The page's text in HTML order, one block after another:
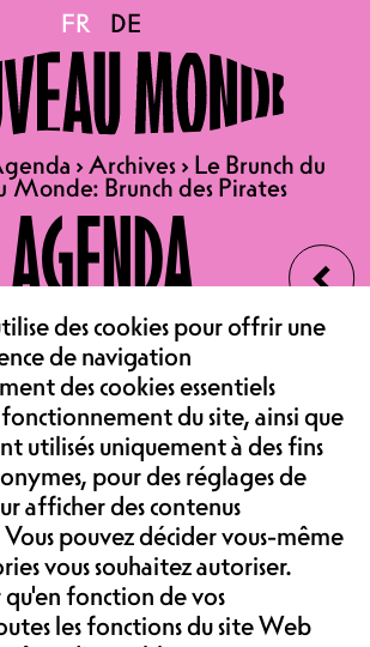
‹
FR DE
›Archives › Le Brunch du
Monde: Brunch des Pirates
AGENDA
LE CAFÉ
&
FR DE
›Archives › Le Brunch du
Monde: Brunch des Pirates
du Nouveau
Brunch des
Pirates
DU NOUVEAU
BRUNCH DES
PIRATES
| BRUNCH
10:00 - 13:00
13.-
-RESERVIEREN
UNTER : +41 26
des cookies pour offrir une
de navigation
des cookies essentiels
fonctionnement du site, ainsi que
utilisés uniquement à des fins
pour des réglages de
afficher des contenus
Vous pouvez décider vous-même
vous souhaitez autoriser.
fonction de vos
les fonctions du site Web